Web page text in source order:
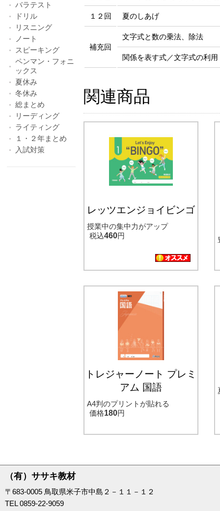
１２回 夏のしあげ
補充回
文字式と数の乗法、除法
関係を表す式／文字式の利用
関連商品
レッツエンジョイビンゴ
授業中の集中力がアップ
税込460円
トレジャーノート プレミ
アム 国語
A4判のプリントが貼れる
価格180円
バラテスト
ドリル
リスニング
ノート
スピーキング
ペンマン・フォニ
ックス
夏休み
冬休み
総まとめ
リーディング
ライティング
１・２年まとめ
入試対策
（有）ササキ教材
〒683-0005 鳥取県米子市中島２－１１－１２
TEL 0859-22-9059